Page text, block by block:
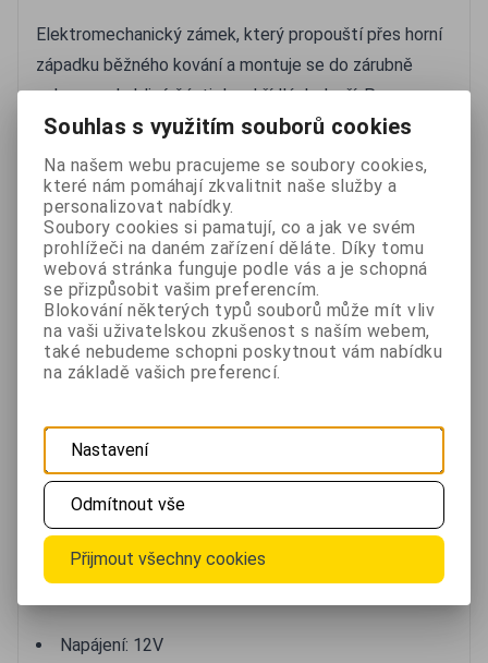
Elektromechanický zámek, který propouští přes horní
západku běžného kování a montuje se do zárubně
nebo nepohyblivé části dvoukřídlých dveří. Po
přivedení i krátkého napěťového impulzu se zámek
odblokuje a zůstává odblokován až do okamžiku
otevření dveří. Otevřením dveří dochází k opětovnému
zablokování zámku. Zámek se standardně dodává s
čelním panelem, který slouží pro uchycení
mechanizmu dveřního zámku do zárubní.
Použití
strachu z opětovného zavření. Napojení na EZS,
vstupní systémy, bezdrátové otvírání dveří atd., kde
není časové nastavení doby, po kterou jsou dveře
otevírány.
Technické údaje:
Napájení: 12V
Souhlas s využitím souborů cookies
Na našem webu pracujeme se soubory cookies,
které nám pomáhají zkvalitnit naše služby a
personalizovat nabídky.
Soubory cookies si pamatují, co a jak ve svém
prohlížeči na daném zařízení děláte. Díky tomu
webová stránka funguje podle vás a je schopná
se přizpůsobit vašim preferencím.
Blokování některých typů souborů může mít vliv
na vaši uživatelskou zkušenost s naším webem,
také nebudeme schopni poskytnout vám nabídku
na základě vašich preferencí.
Nastavení
Odmítnout vše
Přijmout všechny cookies